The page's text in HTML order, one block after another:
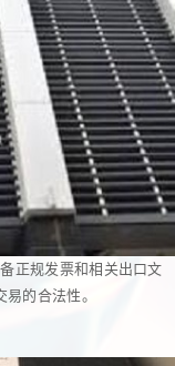
正规发票和相关出口文
的合法性。